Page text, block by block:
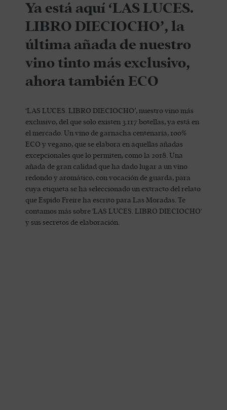
Ya está aquí ‘LAS LUCES.
LIBRO DIECIOCHO’, la
última añada de nuestro
vino tinto más exclusivo,
ahora también ECO
‘LAS LUCES. LIBRO DIECIOCHO’, nuestro vino más
exclusivo, del que solo existen 3.117 botellas, ya está en
el mercado. Un vino de garnacha centenaria, 100%
ECO y vegano, que se elabora en aquellas añadas
excepcionales que lo permiten, como la 2018. Una
añada de gran calidad que ha dado lugar a un vino
redondo y aromático, con vocación de guarda, para
cuya etiqueta se ha seleccionado un extracto del relato
que Espido Freire ha escrito para Las Moradas. Te
contamos más sobre 'LAS LUCES. LIBRO DIECIOCHO'
y sus secretos de elaboración.